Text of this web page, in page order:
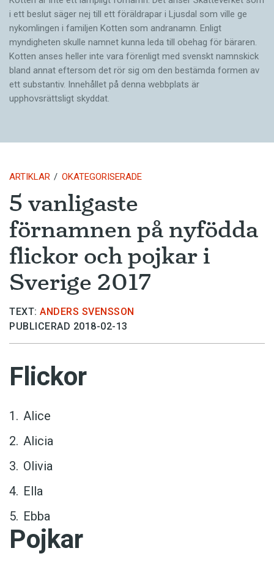
i ett beslut säger nej till ett föräldra­par i Ljusdal som ville ge
nykomlingen i familjen Kotten som andranamn. Enligt
myndigheten skulle namnet kunna leda till obehag för bäraren.
Kotten anses heller inte vara förenligt med svenskt namnskick
bland annat eftersom det rör sig om den bestämda formen av
ett substantiv. Innehållet på denna webbplats är
upphovsrättsligt skyddat.
ARTIKLAR OKATEGORISERADE
5 vanligaste
förnamnen på nyfödda
flickor och pojkar i
Sverige 2017
TEXT: ANDERS SVENSSON
PUBLICERAD 2018-02-13
Flickor
Alice
Alicia
Olivia
Ella
Ebba
Pojkar